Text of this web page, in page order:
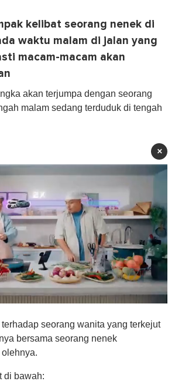
kelibat seorang nenek di
waktu malam di jalan yang
macam-macam akan
akan terjumpa dengan seorang
malam sedang terduduk di tengah
×
seorang wanita yang terkejut
bersama seorang nenek
di bawah: